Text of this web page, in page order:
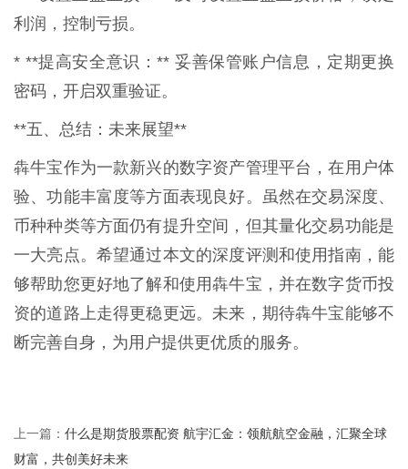
利润，控制亏损。
* **提高安全意识：** 妥善保管账户信息，定期更换
密码，开启双重验证。
**五、总结：未来展望**
犇牛宝作为一款新兴的数字资产管理平台，在用户体
验、功能丰富度等方面表现良好。虽然在交易深度、
币种种类等方面仍有提升空间，但其量化交易功能是
一大亮点。希望通过本文的深度评测和使用指南，能
够帮助您更好地了解和使用犇牛宝，并在数字货币投
资的道路上走得更稳更远。未来，期待犇牛宝能够不
断完善自身，为用户提供更优质的服务。
上一篇： 什么是期货股票配资 航宇汇金：领航航空金融，汇聚全球
财富，共创美好未来